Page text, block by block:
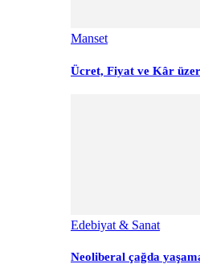
Manset
Ücret, Fiyat ve Kâr
Edebiyat & Sanat
Neoliberal çağda